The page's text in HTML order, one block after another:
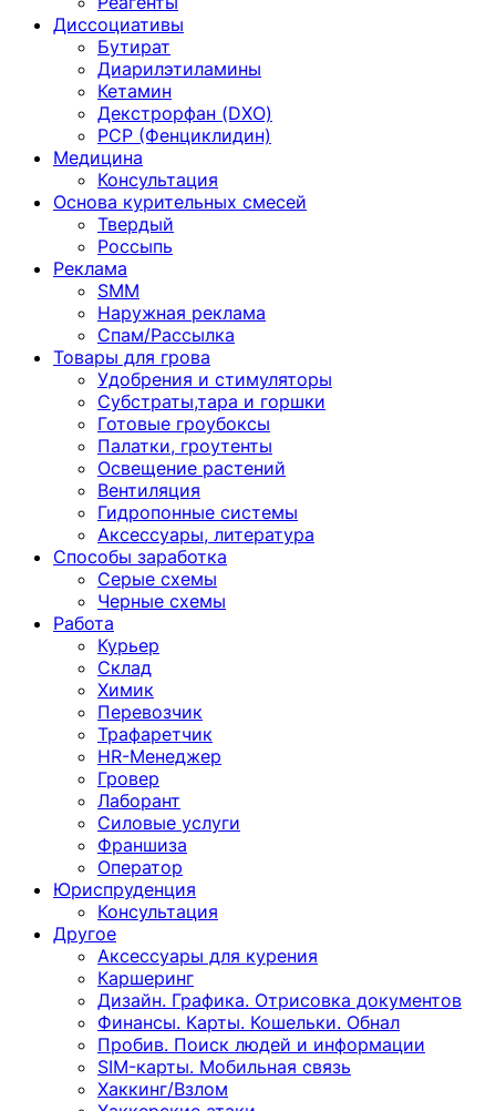
Диссоциативы
Бутират
Диарилэтиламины
Кетамин
Декстрорфан (DXO)
PCP (Фенциклидин)
Медицина
Консультация
Основа курительных смесей
Твердый
Россыпь
Реклама
SMM
Наружная реклама
Спам/Рассылка
Товары для грова
Удобрения и стимуляторы
Субстраты,тара и горшки
Готовые гроубоксы
Палатки, гроутенты
Освещение растений
Вентиляция
Гидропонные системы
Аксессуары, литература
Способы заработка
Серые схемы
Черные схемы
Работа
Курьер
Склад
Химик
Перевозчик
Трафаретчик
HR-Менеджер
Гровер
Лаборант
Силовые услуги
Франшиза
Оператор
Юриспруденция
Консультация
Другoе
Аксессуары для курения
Каршеринг
Дизайн. Графика. Отрисовка документов
Финансы. Карты. Кошельки. Обнал
Пробив. Поиск людей и информации
SIM-карты. Мобильная связь
Хаккинг/Взлом